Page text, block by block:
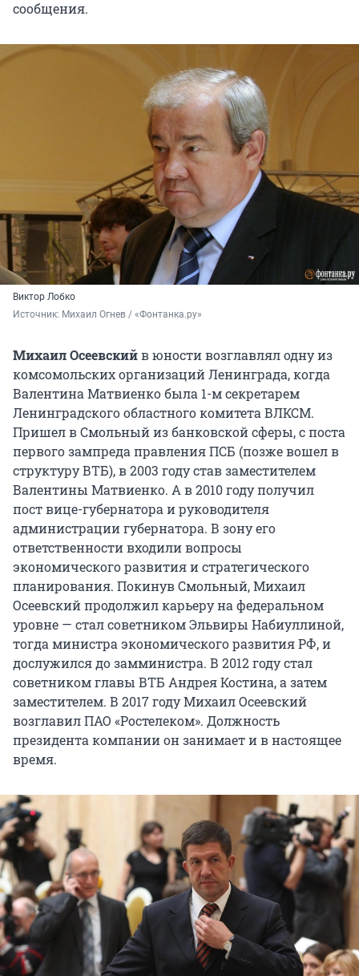
сообщения.
Виктор Лобко
Источник: Михаил Огнев / «Фонтанка.ру»
Михаил Осеевскийв юности возглавлял одну из
комсомольских организаций Ленинграда, когда
Валентина Матвиенко была 1-м секретарем
Ленинградского областного комитета ВЛКСМ.
Пришел в Смольный из банковской сферы, с поста
первого зампреда правления ПСБ (позже вошел в
структуру ВТБ), в 2003 году став заместителем
Валентины Матвиенко. А в 2010 году получил
пост вице-губернатора и руководителя
администрации губернатора. В зону его
ответственности входили вопросы
экономического развития и стратегического
планирования. Покинув Смольный, Михаил
Осеевский продолжил карьеру на федеральном
уровне — стал советником Эльвиры Набиуллиной,
тогда министра экономического развития РФ, и
дослужился до замминистра. В 2012 году стал
советником главы ВТБ Андрея Костина, а затем
заместителем. В 2017 году Михаил Осеевский
возглавил ПАО «Ростелеком». Должность
президента компании он занимает и в настоящее
время.